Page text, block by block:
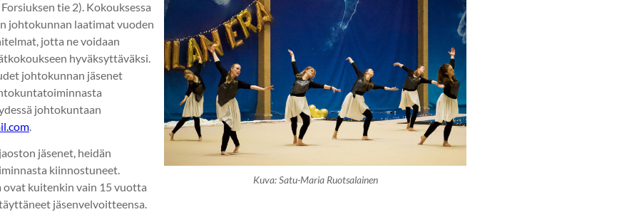
tie 2). Kokouksessa
johtokunnan laatimat vuoden
jotta ne voidaan
hyväksyttäväksi.
johtokunnan jäsenet
johtokuntaan
.
jäsenet, heidän
kiinnostuneet.
kuitenkin vain 15 vuotta
jäsenvelvoitteensa.
Kuva: Satu-Maria Ruotsalainen